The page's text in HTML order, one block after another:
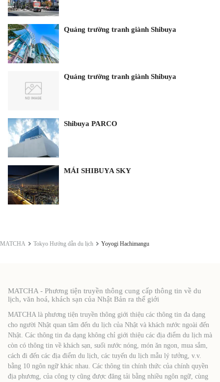
Quảng trường tranh giành Shibuya
Quảng trường tranh giành Shibuya
Shibuya PARCO
MÁI SHIBUYA SKY
MATCHA Tokyo Hướng dẫn du lịch Yoyogi Hachimangu
MATCHA - Phương tiện truyền thông cung cấp thông tin về du
lịch, văn hoá, khách sạn của Nhật Bản ra thế giới
MATCHA là phương tiện truyền thông giới thiệu các thông tin đa dạng
cho người Nhật quan tâm đến du lịch của Nhật và khách nước ngoài đến
Nhật. Các thông tin đa dạng không chỉ giới thiệu các địa điểm du lịch mà
còn có thông tin về khách sạn, suối nước nóng, món ăn ngon, mua sắm,
cách đi đến các địa điểm du lịch, các tuyến du lịch mẫu lý tưởng, v.v.
bằng 10 ngôn ngữ khác nhau. Các thông tin chính thức của chính quyền
địa phương, của công ty cũng được đăng tải bằng nhiều ngôn ngữ, cùng